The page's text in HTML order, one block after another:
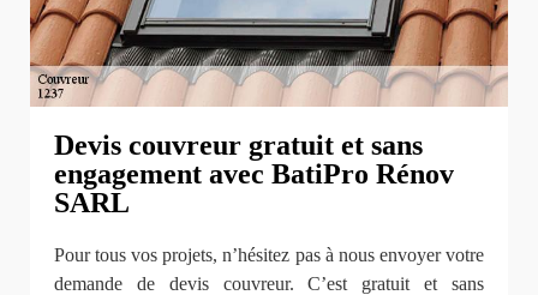
Devis couvreur gratuit et sans
engagement avec BatiPro Rénov
SARL
Pour tous vos projets, n’hésitez pas à nous envoyer votre
demande de devis couvreur. C’est gratuit et sans